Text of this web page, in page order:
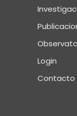
Login
Contacto